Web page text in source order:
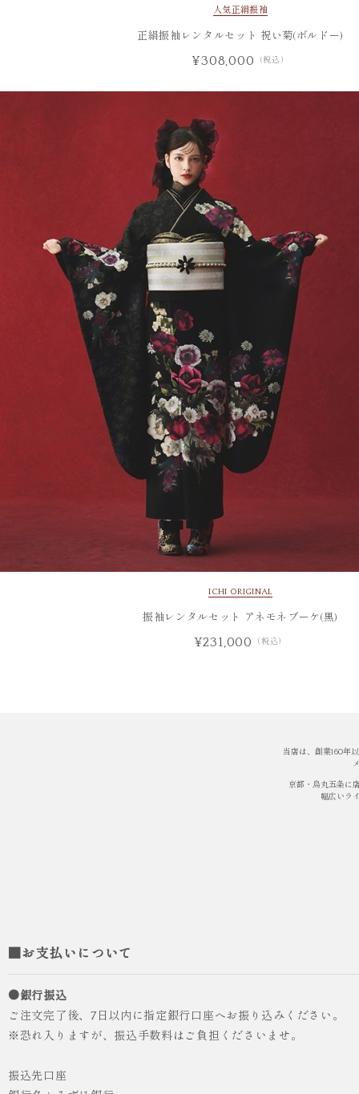
人気 正絹振袖
正絹振袖レンタルセット 祝い菊(ボルドー)
¥308,000 （税込）
ICHI ORIGINAL
振袖レンタルセット アネモネブーケ(黒)
¥231,000 （税込）
当店は、創業160年
京都・烏丸五条に
幅広いラ
■お支払いについて
●銀行振込
ご注文完了後、7日以内に指定銀行口座へお振り込みください。
※恐れ入りますが、振込手数料はご負担くださいませ。
振込先口座